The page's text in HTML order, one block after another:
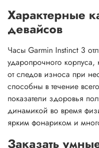
Характерные
девайсов
Часы Garmin Instinct 3
ударопрочного
от следов износа при
способны в течение
показатели здоровья
динамикой во время
ярким фонариком и
Заказать